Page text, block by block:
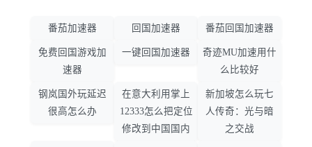
番茄加速器 回国加速器 番茄回国加速器
免费回国游戏加
速器
一键回国加速器
奇迹MU加速用什
么比较好
钢岚国外玩延迟
很高怎么办
在意大利用掌上
12333怎么把定位
修改到中国国内
新加坡怎么玩七
人传奇：光与暗
之交战